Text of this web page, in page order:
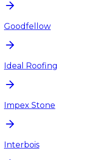
Goodfellow
Ideal Roofing
Impex Stone
Interbois